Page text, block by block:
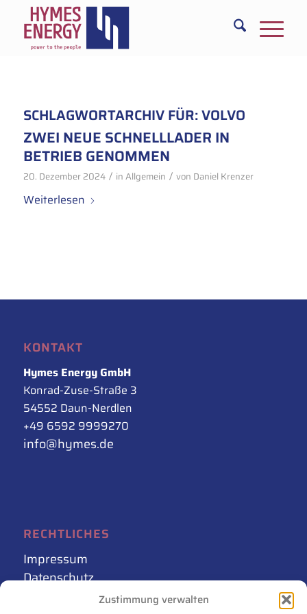
Zustimmung verwalten
SCHLAGWORTARCHIV FÜR:VOLVO
ZWEI NEUE SCHNELLLADER IN
BETRIEB GENOMMEN
20. Dezember 2024 / inAllgemein / von Daniel Krenzer
Weiterlesen
KONTAKT
Hymes Energy GmbH
Konrad-Zuse-Straße 3
54552 Daun-Nerdlen
+49 6592 9999270
info@hymes.de
RECHTLICHES
Impressum
Datenschutz